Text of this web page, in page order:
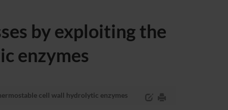
by exploiting the
enzymes
cell wall hydrolytic enzymes